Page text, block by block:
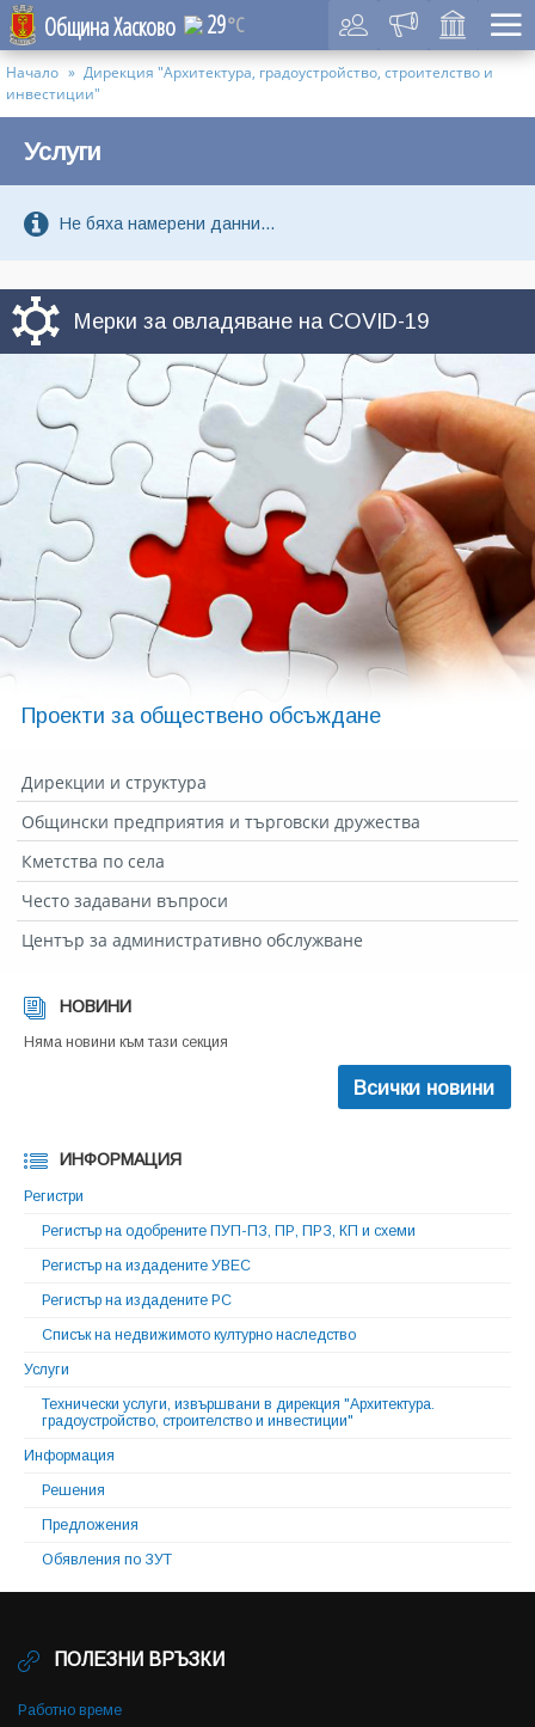
Община Хасково 29°C
Начало
Дирекция "Архитектура, градоустройство, строителство и
инвестиции"
Услуги
Не бяха намерени данни...
Мерки за овладяване на COVID-19
Проекти за обществено обсъждане
Дирекции и структура
Общински предприятия и търговски дружества
Кметства по села
Често задавани въпроси
Център за административно обслужване
НОВИНИ
Няма новини към тази секция
Всички новини
ИНФОРМАЦИЯ
Регистри
Регистър на одобрените ПУП-ПЗ, ПР, ПРЗ, КП и схеми
Регистър на издадените УВЕС
Регистър на издадените РС
Списък на недвижимото културно наследство
Услуги
Технически услуги, извършвани в дирекция "Архитектура.
градоустройство, строителство и инвестиции"
Информация
Решения
Предложения
Обявления по ЗУТ
ПОЛЕЗНИ ВРЪЗКИ
Работно време